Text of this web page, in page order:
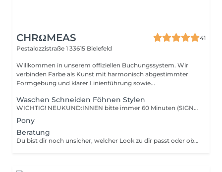
CHRΩMEAS
41
Pestalozzistraße 1 33615 Bielefeld
Willkommen in unserem offiziellen Buchungssystem. Wir
verbinden Farbe als Kunst mit harmonisch abgestimmter
Formgebung und klarer Linienführung sowie...
Waschen Schneiden Föhnen Stylen
WICHTIG! NEUKUND:INNEN bitte immer 60 Minuten (SIGNATURE) buchen. So haben wir genügend Zeit, euch und eure Haare kennenzulernen. Dein Haarschnitt wird auf Struktur, Fall und Ausdruck abgestimmt. Wir arbeiten in drei Zeit Kategorien. So entsteht Raum für Präzision, Ruhe und ehrliche persönliche Beratung. Basic = Für kurze oder feine Haarschnitte mit geringem Zeitaufwand Premium = Für Nachschneiden und Formanpassungen Signature = Für umfangreiche Veränderungen, Neuschnitte und erhöhten Stylingaufwand
Pony
Beratung
Du bist dir noch unsicher, welcher Look zu dir passt oder ob sich deine Wunschvorstellung umsetzen lässt? In dieser persönlichen Beratung definieren wir gemeinsam deinen Stil und planen den zeitlichen sowie finanziellen Rahmen.